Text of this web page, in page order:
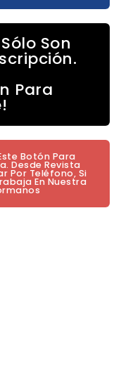
Son
Para
Botón Para
Desde Revista
Por Teléfono, Si
En Nuestra